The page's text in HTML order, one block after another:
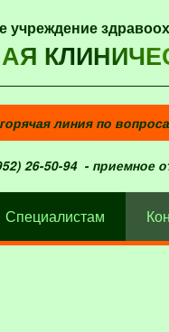
учреждение
линия по
26-50-94- приемное
Специалистам